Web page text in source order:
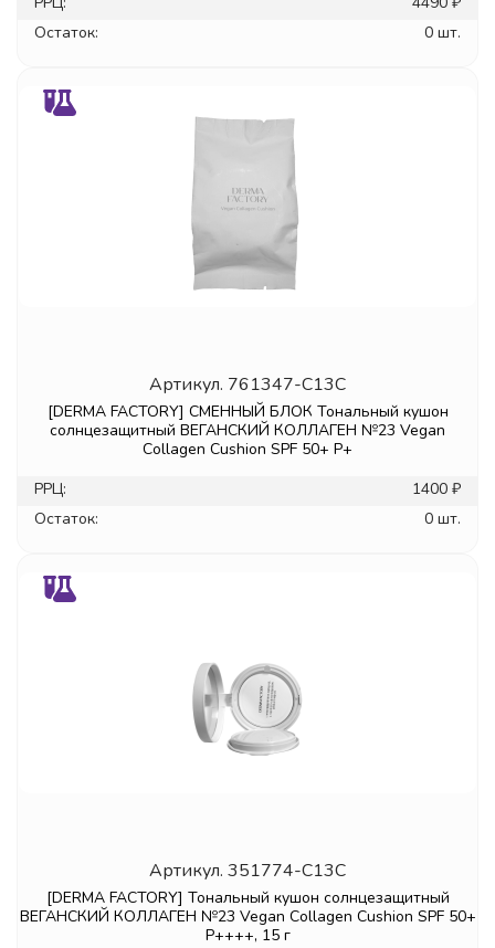
Остаток:
0 шт.
Артикул. 761347-C13C
[DERMA FACTORY] СМЕННЫЙ БЛОК Тональный кушон
солнцезащитный ВЕГАНСКИЙ КОЛЛАГЕН №23 Vegan
Collagen Cushion SPF 50+ P+
РРЦ:
1400 ₽
Остаток:
0 шт.
Артикул. 351774-C13C
[DERMA FACTORY] Тональный кушон солнцезащитный
ВЕГАНСКИЙ КОЛЛАГЕН №23 Vegan Collagen Cushion SPF 50+
P++++, 15 г